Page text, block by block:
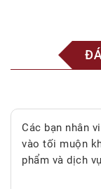
Các bạn nhân
vào tối muộn
phẩm và dịch